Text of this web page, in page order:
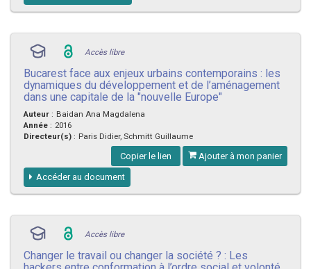
Accès libre
Bucarest face aux enjeux urbains contemporains : les
dynamiques du développement et de l’aménagement
dans une capitale de la "nouvelle Europe"
Auteur : Baidan Ana Magdalena
Année : 2016
Directeur(s) : Paris Didier, Schmitt Guillaume
Copier le lien Ajouter à mon panier
Accéder au document
Accès libre
Changer le travail ou changer la société ? : Les